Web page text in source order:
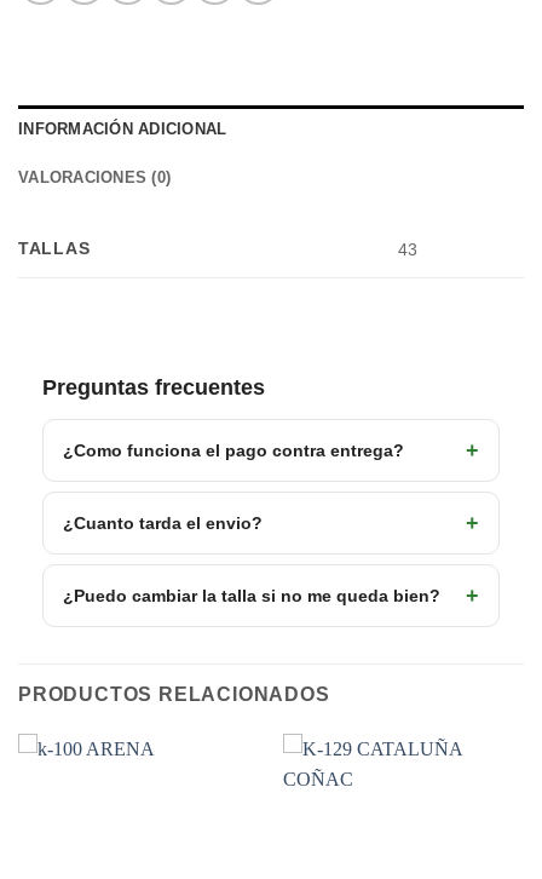
INFORMACIÓN ADICIONAL
VALORACIONES (0)
TALLAS 43
Preguntas frecuentes
¿Como funciona el pago contra entrega?
¿Cuanto tarda el envio?
¿Puedo cambiar la talla si no me queda bien?
PRODUCTOS RELACIONADOS